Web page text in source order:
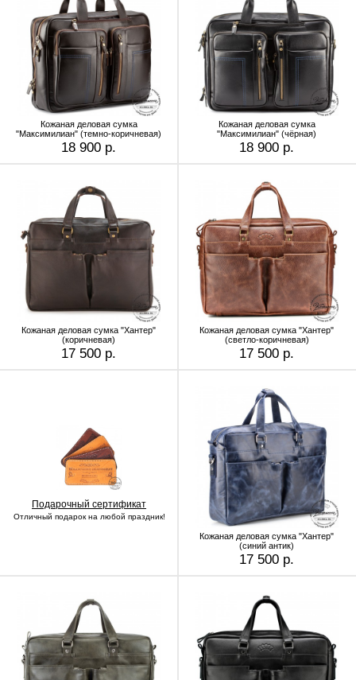
Кожаная деловая сумка
"Максимилиан" (темно-коричневая)
18 900 р.
Кожаная деловая сумка
"Максимилиан" (чёрная)
18 900 р.
Кожаная деловая сумка "Хантер"
(коричневая)
17 500 р.
Кожаная деловая сумка "Хантер"
(светло-коричневая)
17 500 р.
Подарочный сертификат
Отличный подарок на любой праздник!
Кожаная деловая сумка "Хантер"
(синий антик)
17 500 р.